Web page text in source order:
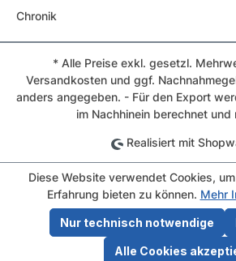
Chronik
* Alle Preise exkl. gesetzl.
Versandkosten und ggf.
anders angegeben. - Für den Export
im Nachhinein berechnet und
Realisiert mit
Diese Website verwendet Cookies,
Erfahrung bieten zu können. Mehr
Nur technisch notwendige
Alle Cookies